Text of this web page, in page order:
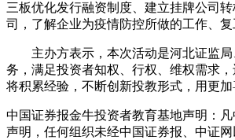
三板优化发行融资制度、建立挂牌公司
司，了解企业为疫情防控所做的工作、
主办方表示，本次活动是河北证监局
务，满足投资者知权、行权、维权需求
将积累经验，不断创新投教形式，用更
中国证券报金牛投资者教育基地声明：
声明，任何组织未经中国证券报、中证